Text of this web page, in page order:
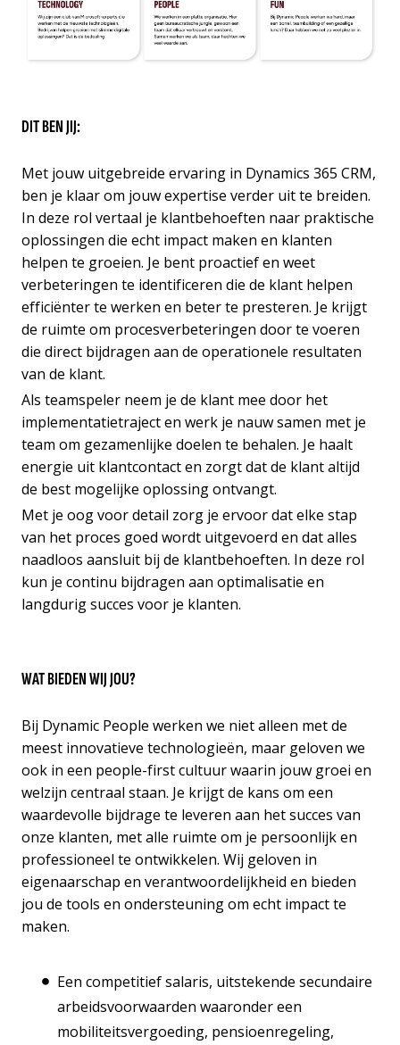
DIT BEN JIJ:
Met jouw uitgebreide ervaring in Dynamics 365 CRM,
ben je klaar om jouw expertise verder uit te breiden.
In deze rol vertaal je klantbehoeften naar praktische
oplossingen die echt impact maken en klanten
helpen te groeien. Je bent proactief en weet
verbeteringen te identificeren die de klant helpen
efficiënter te werken en beter te presteren. Je krijgt
de ruimte om procesverbeteringen door te voeren
die direct bijdragen aan de operationele resultaten
van de klant.
Als teamspeler neem je de klant mee door het
implementatietraject en werk je nauw samen met je
team om gezamenlijke doelen te behalen. Je haalt
energie uit klantcontact en zorgt dat de klant altijd
de best mogelijke oplossing ontvangt.
Met je oog voor detail zorg je ervoor dat elke stap
van het proces goed wordt uitgevoerd en dat alles
naadloos aansluit bij de klantbehoeften. In deze rol
kun je continu bijdragen aan optimalisatie en
langdurig succes voor je klanten.
WAT BIEDEN WIJ JOU?
Bij Dynamic People werken we niet alleen met de
meest innovatieve technologieën, maar geloven we
ook in een people-first cultuur waarin jouw groei en
welzijn centraal staan. Je krijgt de kans om een
waardevolle bijdrage te leveren aan het succes van
onze klanten, met alle ruimte om je persoonlijk en
professioneel te ontwikkelen. Wij geloven in
eigenaarschap en verantwoordelijkheid en bieden
jou de tools en ondersteuning om echt impact te
maken.
Een competitief salaris, uitstekende secundaire
arbeidsvoorwaarden waaronder een
mobiliteitsvergoeding, pensioenregeling,